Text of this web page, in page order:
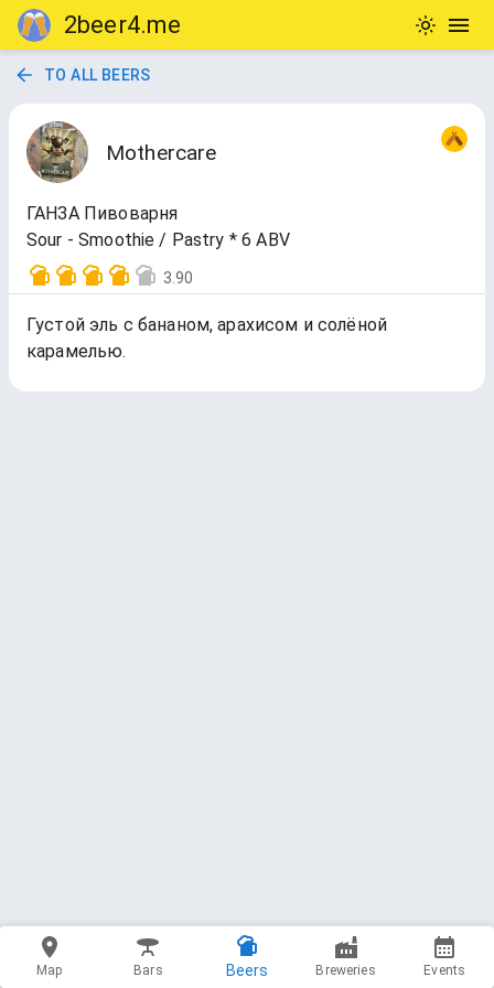
2beer4.me
TO ALL BEERS
Mothercare
ГАНЗА Пивоварня
Sour - Smoothie / Pastry * 6 ABV
3.90
Густой эль с бананом, арахисом и солёной
карамелью.
Map Bars Beers Breweries Events